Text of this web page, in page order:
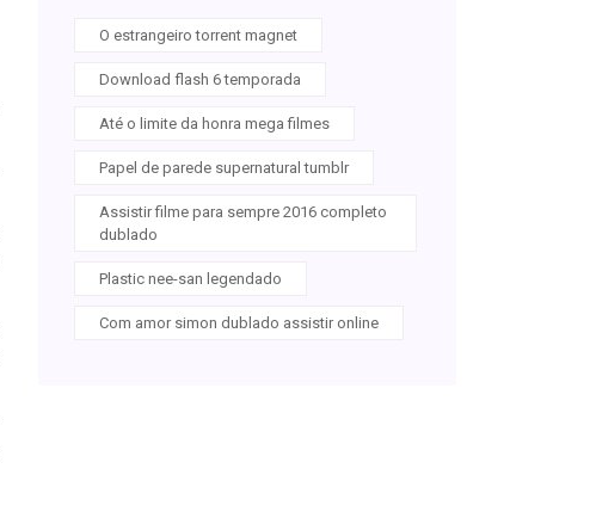
O estrangeiro torrent magnet
Download flash 6 temporada
Até o limite da honra mega filmes
Papel de parede supernatural tumblr
Assistir filme para sempre 2016 completo
dublado
Plastic nee-san legendado
Com amor simon dublado assistir online